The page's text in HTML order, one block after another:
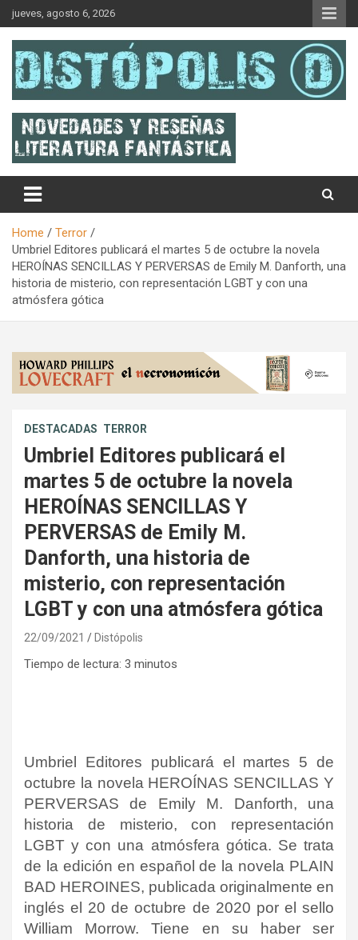
Skip
to
content
jueves, agosto 6, 2026
Distópolis
Home
Terror
Umbriel Editores publicará el martes 5 de octubre la novela
HEROÍNAS SENCILLAS Y PERVERSAS de Emily M. Danforth, una
historia de misterio, con representación LGBT y con una
atmósfera gótica
DESTACADAS TERROR
Umbriel Editores publicará el
martes 5 de octubre la novela
HEROÍNAS SENCILLAS Y
PERVERSAS de Emily M.
Danforth, una historia de
misterio, con representación
LGBT y con una atmósfera gótica
22/09/2021 Distópolis
Tiempo de lectura: 3 minutos
Umbriel Editores publicará el martes 5 de
octubre la novela HEROÍNAS SENCILLAS Y
PERVERSAS de Emily M. Danforth, una
historia de misterio, con representación
LGBT y con una atmósfera gótica. Se trata
de la edición en español de la novela PLAIN
BAD HEROINES, publicada originalmente en
inglés el 20 de octubre de 2020 por el sello
William Morrow. Tiene en su haber ser